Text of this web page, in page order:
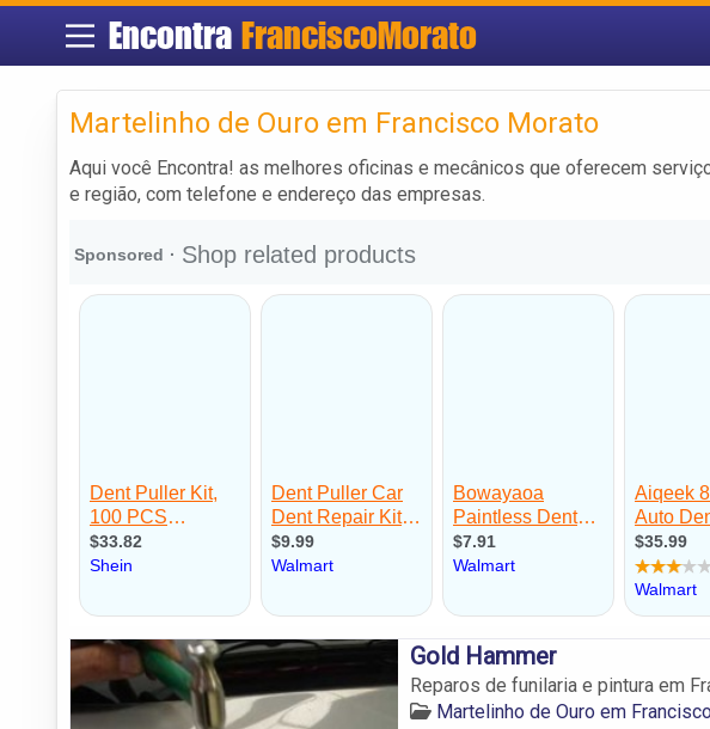
Encontra FranciscoMorato
Martelinho de Ouro em Francisco Morato
Aqui você Encontra! as melhores oficinas e mecânicos que oferecem
e região, com telefone e endereço das empresas.
Gold Hammer
Reparos de funilaria e pintura em
Martelinho de Ouro em